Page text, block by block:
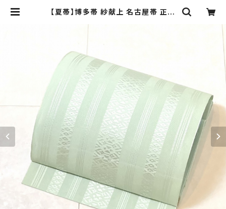
【夏帯】博多帯 紗献上 名古屋帯 正絹